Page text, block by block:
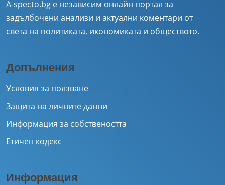
A-specto.bg е независим онлайн портал за
задълбочени анализи и актуални коментари от
света на политиката, икономиката и обществото.
Допълнения
Условия за ползване
Защита на личните данни
Информация за собствеността
Етичен кодекс
Информация